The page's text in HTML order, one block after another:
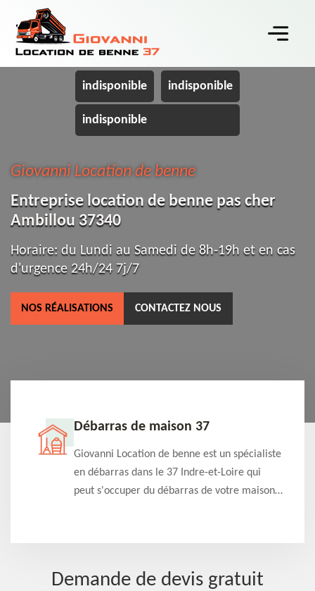
indisponible indisponible
indisponible
Giovanni Location de benne
Entreprise location de benne pas cher
Ambillou 37340
Horaire: du Lundi au Samedi de 8h-19h et en cas
d'urgence 24h/24 7j/7
NOS RÉALISATIONS CONTACTEZ NOUS
Débarras de maison 37
Giovanni Location de benne est un spécialiste
en débarras dans le 37 Indre-et-Loire qui
peut s'occuper du débarras de votre maison
Demande de devis gratuit